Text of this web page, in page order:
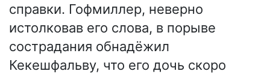
справки. Гофмиллер, неверно
истолковав его слова, в порыве
сострадания обнадёжил
Кекешфальву, что его дочь скоро